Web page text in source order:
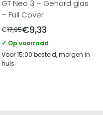
GT Neo 3 – Gehard glas
– Full Cover
€17,95€9,33
✓ Op voorraad
Voor 15:00 besteld, morgen in
huis